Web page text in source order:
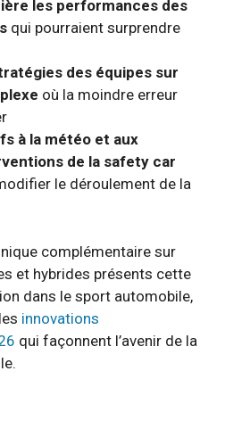
les performances des
qui pourraient surprendre
des équipes sur
où la moindre erreur
à la météo et aux
de la safety car
le déroulement de la
complémentaire sur
et hybrides présents cette
dans le sport automobile,
innovations
qui façonnent l’avenir de la